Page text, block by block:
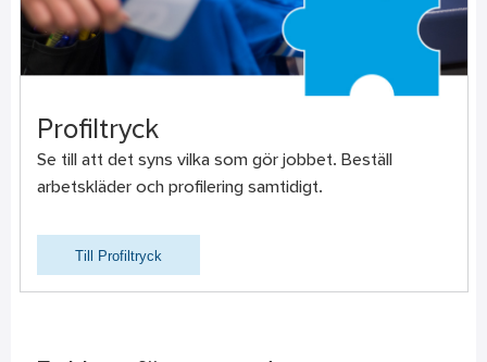
Profiltryck
Se till att det syns vilka som gör jobbet. Beställ
arbetskläder och profilering samtidigt.
Till Profiltryck